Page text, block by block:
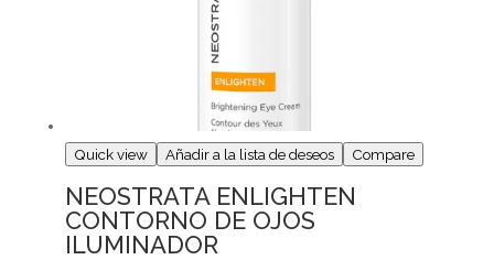
Quick view Añadir a la lista de deseos Compare
NEOSTRATA ENLIGHTEN
CONTORNO DE OJOS
ILUMINADOR